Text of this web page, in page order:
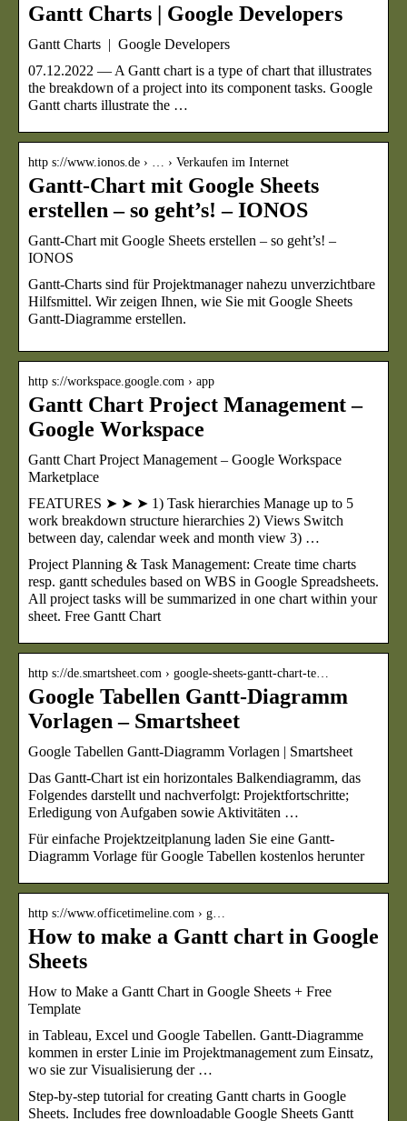
Gantt Charts | Google Developers
Gantt Charts | Google Developers
07.12.2022 — A Gantt chart is a type of chart that illustrates
the breakdown of a project into its component tasks. Google
Gantt charts illustrate the …
http s://www.ionos.de › … › Verkaufen im Internet
Gantt-Chart mit Google Sheets
erstellen – so geht’s! – IONOS
Gantt-Chart mit Google Sheets erstellen – so geht’s! –
IONOS
Gantt-Charts sind für Projektmanager nahezu unverzichtbare
Hilfsmittel. Wir zeigen Ihnen, wie Sie mit Google Sheets
Gantt-Diagramme erstellen.
http s://workspace.google.com › app
Gantt Chart Project Management –
Google Workspace
Gantt Chart Project Management – Google Workspace
Marketplace
FEATURES ➤ ➤ ➤ 1) Task hierarchies Manage up to 5
work breakdown structure hierarchies 2) Views Switch
between day, calendar week and month view 3) …
Project Planning & Task Management: Create time charts
resp. gantt schedules based on WBS in Google Spreadsheets.
All project tasks will be summarized in one chart within your
sheet. Free Gantt Chart
http s://de.smartsheet.com › google-sheets-gantt-chart-te…
Google Tabellen Gantt-Diagramm
Vorlagen – Smartsheet
Google Tabellen Gantt-Diagramm Vorlagen | Smartsheet
Das Gantt-Chart ist ein horizontales Balkendiagramm, das
Folgendes darstellt und nachverfolgt: Projektfortschritte;
Erledigung von Aufgaben sowie Aktivitäten …
Für einfache Projektzeitplanung laden Sie eine Gantt-
Diagramm Vorlage für Google Tabellen kostenlos herunter
http s://www.officetimeline.com › g…
How to make a Gantt chart in Google
Sheets
How to Make a Gantt Chart in Google Sheets + Free
Template
in Tableau, Excel und Google Tabellen. Gantt-Diagramme
kommen in erster Linie im Projektmanagement zum Einsatz,
wo sie zur Visualisierung der …
Step-by-step tutorial for creating Gantt charts in Google
Sheets. Includes free downloadable Google Sheets Gantt